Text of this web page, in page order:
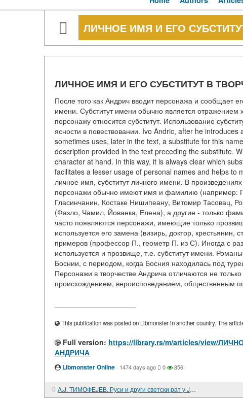
ЛИЧНОЕ ИМЯ И ЕГО
ЛИЧНОЕ ИМЯ И ЕГО СУБСТИТУТ В
После того как Андрич вводит персонажа и сообщает
имени. Субститут имени обычно является отражением
персонажу относится субститут. Использование
ясности в повествовании. Ivo Andric, after he
sometimes uses, later in the text, a substitute for this
description provided in the text preceding the substitute.
character at hand. In this way, it is always clear which
facilitates a lesser usage of personal names and helps
личное имя, субститут личного имени. В
персонажи обычно имеют имя и фамилию (например:
Гласинчанин, Костаке Нишипеану, Витомир Тасовац,
(Фазло, Чамил, Йованка, Елена), а другие - только
часто появляются персонажи, имеющие только
используется его замена (визирь, доктор, крестьянин,
примеров (профессор П., геометр П. из С). Иногда с
используется и прозвище, т.е. субститут имени.
Боснии, с периодом, когда Босния находилась под
Персонажи в творчестве Андрича отличаются не
происхождением, вероисповеданием, общественным
This publication was posted on Libmonster in another country. The
Full version: https://library.rs/m/articles/view/
АНДРИЧА
Libmonster Online · 1474 days ago 0 856
A.J. ТИМОФЕJЕВ. Руси и други светски рат у Jугославиjи: утицаj СССР-а и руских емиграната на догаhаjе у Jугославиjи 1941-1945